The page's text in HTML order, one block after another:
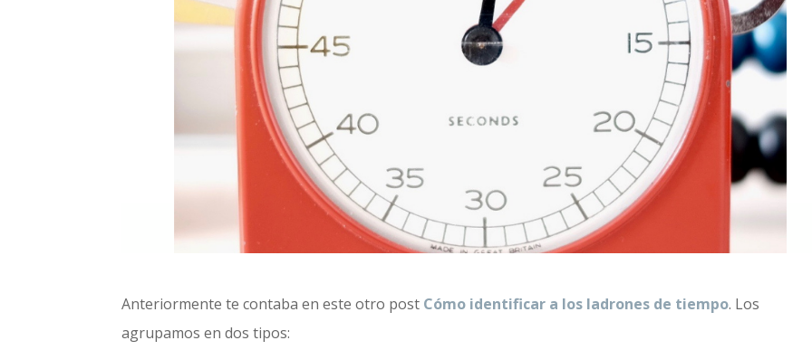
Anteriormente te contaba en este otro post Cómo identificar a los ladrones de tiempo. Los
agrupamos en dos tipos: